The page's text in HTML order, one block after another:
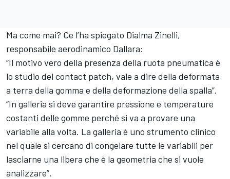
Ma come mai? Ce l’ha spiegato Dialma Zinelli,
responsabile aerodinamico Dallara:
“Il motivo vero della presenza della ruota pneumatica è
lo studio del contact patch, vale a dire della deformata
a terra della gomma e della deformazione della spalla”.
“In galleria si deve garantire pressione e temperature
costanti delle gomme perché si va a provare una
variabile alla volta. La galleria è uno strumento clinico
nel quale si cercano di congelare tutte le variabili per
lasciarne una libera che è la geometria che si vuole
analizzare”.